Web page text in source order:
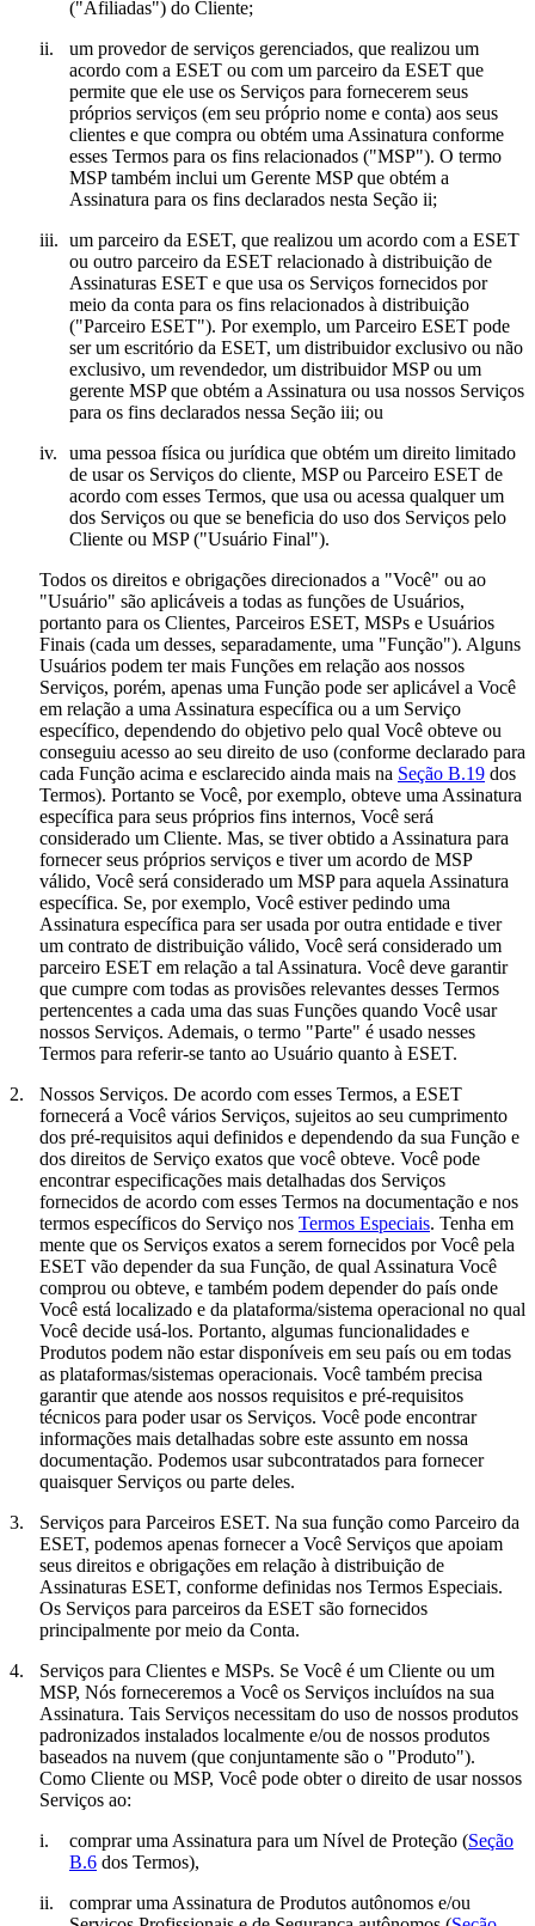
("Afiliadas") do Cliente;
ii.
um provedor de serviços gerenciados, que realizou um
acordo com a ESET ou com um parceiro da ESET que
permite que ele use os Serviços para fornecerem seus
próprios serviços (em seu próprio nome e conta) aos seus
clientes e que compra ou obtém uma Assinatura conforme
esses Termos para os fins relacionados ("MSP"). O termo
MSP também inclui um Gerente MSP que obtém a
Assinatura para os fins declarados nesta Seção ii;
iii. um parceiro da ESET, que realizou um acordo com a ESET
ou outro parceiro da ESET relacionado à distribuição de
Assinaturas ESET e que usa os Serviços fornecidos por
meio da conta para os fins relacionados à distribuição
("Parceiro ESET"). Por exemplo, um Parceiro ESET pode
ser um escritório da ESET, um distribuidor exclusivo ou não
exclusivo, um revendedor, um distribuidor MSP ou um
gerente MSP que obtém a Assinatura ou usa nossos Serviços
para os fins declarados nessa Seção iii; ou
iv.
uma pessoa física ou jurídica que obtém um direito limitado
de usar os Serviços do cliente, MSP ou Parceiro ESET de
acordo com esses Termos, que usa ou acessa qualquer um
dos Serviços ou que se beneficia do uso dos Serviços pelo
Cliente ou MSP ("Usuário Final").
Todos os direitos e obrigações direcionados a "Você" ou ao
"Usuário" são aplicáveis a todas as funções de Usuários,
portanto para os Clientes, Parceiros ESET, MSPs e Usuários
Finais (cada um desses, separadamente, uma "Função"). Alguns
Usuários podem ter mais Funções em relação aos nossos
Serviços, porém, apenas uma Função pode ser aplicável a Você
em relação a uma Assinatura específica ou a um Serviço
específico, dependendo do objetivo pelo qual Você obteve ou
conseguiu acesso ao seu direito de uso (conforme declarado para
cada Função acima e esclarecido ainda mais na Seção B.19 dos
Termos). Portanto se Você, por exemplo, obteve uma Assinatura
específica para seus próprios fins internos, Você será
considerado um Cliente. Mas, se tiver obtido a Assinatura para
fornecer seus próprios serviços e tiver um acordo de MSP
válido, Você será considerado um MSP para aquela Assinatura
específica. Se, por exemplo, Você estiver pedindo uma
Assinatura específica para ser usada por outra entidade e tiver
um contrato de distribuição válido, Você será considerado um
parceiro ESET em relação a tal Assinatura. Você deve garantir
que cumpre com todas as provisões relevantes desses Termos
pertencentes a cada uma das suas Funções quando Você usar
nossos Serviços. Ademais, o termo "Parte" é usado nesses
Termos para referir-se tanto ao Usuário quanto à ESET.
2.
Nossos Serviços. De acordo com esses Termos, a ESET
fornecerá a Você vários Serviços, sujeitos ao seu cumprimento
dos pré-requisitos aqui definidos e dependendo da sua Função e
dos direitos de Serviço exatos que você obteve. Você pode
encontrar especificações mais detalhadas dos Serviços
fornecidos de acordo com esses Termos na documentação e nos
termos específicos do Serviço nos Termos Especiais. Tenha em
mente que os Serviços exatos a serem fornecidos por Você pela
ESET vão depender da sua Função, de qual Assinatura Você
comprou ou obteve, e também podem depender do país onde
Você está localizado e da plataforma/sistema operacional no qual
Você decide usá-los. Portanto, algumas funcionalidades e
Produtos podem não estar disponíveis em seu país ou em todas
as plataformas/sistemas operacionais. Você também precisa
garantir que atende aos nossos requisitos e pré-requisitos
técnicos para poder usar os Serviços. Você pode encontrar
informações mais detalhadas sobre este assunto em nossa
documentação. Podemos usar subcontratados para fornecer
quaisquer Serviços ou parte deles.
3.
Serviços para Parceiros ESET. Na sua função como Parceiro da
ESET, podemos apenas fornecer a Você Serviços que apoiam
seus direitos e obrigações em relação à distribuição de
Assinaturas ESET, conforme definidas nos Termos Especiais.
Os Serviços para parceiros da ESET são fornecidos
principalmente por meio da Conta.
4.
Serviços para Clientes e MSPs. Se Você é um Cliente ou um
MSP, Nós forneceremos a Você os Serviços incluídos na sua
Assinatura. Tais Serviços necessitam do uso de nossos produtos
padronizados instalados localmente e/ou de nossos produtos
baseados na nuvem (que conjuntamente são o "Produto").
Como Cliente ou MSP, Você pode obter o direito de usar nossos
Serviços ao:
i.
comprar uma Assinatura para um Nível de Proteção (Seção
B.6 dos Termos),
ii.
comprar uma Assinatura de Produtos autônomos e/ou